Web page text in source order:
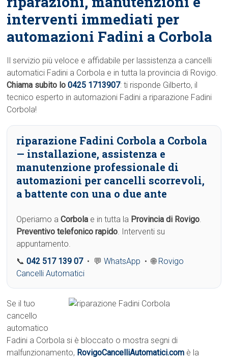
interventi immediati per
automazioni Fadini a Corbola
Il servizio più veloce e affidabile per lassistenza a cancelli
automatici Fadini a Corbola e in tutta la provincia di Rovigo.
Chiama subito lo0425 1713907: ti risponde Gilberto, il
tecnico esperto in automazioni Fadini a riparazione Fadini
Corbola!
riparazione Fadini Corbola a Corbola
— installazione, assistenza e
manutenzione professionale di
automazioni per cancelli scorrevoli,
a battente con una o due ante
Operiamo aCorbola e in tutta la Provincia di Rovigo.
Preventivo telefonico rapido. Interventi su
appuntamento.
📞042 517 139 07• 💬WhatsApp • 🌐 Rovigo
Cancelli Automatici
Se il tuo
cancello
automatico
Fadini a Corbola si è bloccato o mostra segni di
malfunzionamento, RovigoCancelliAutomatici.com è la